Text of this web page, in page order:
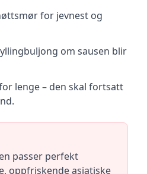
for jevnest og
om sausen blir
lenge – den skal fortsatt
passer perfekt
oppfriskende asiatiske